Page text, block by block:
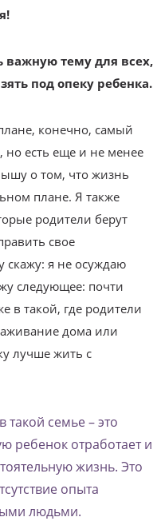
важную тему для всех,
под опеку ребенка.
конечно, самый
но есть еще и не менее
о том, что жизнь
плане. Я также
родители берут
свое
скажу: я не осуждаю
следующее: почти
в такой, где родители
дома или
лучше жить с
семье – это
ребенок отработает и
жизнь. Это
опыта
людьми.